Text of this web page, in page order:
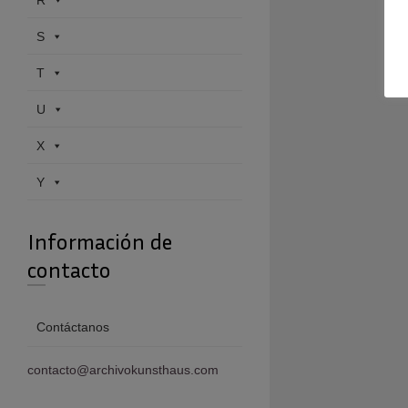
S
T
U
X
Y
Información de
contacto
Contáctanos
contacto@archivokunsthaus.com